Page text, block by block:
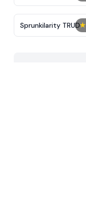
★
Sprunkilarity TRUD